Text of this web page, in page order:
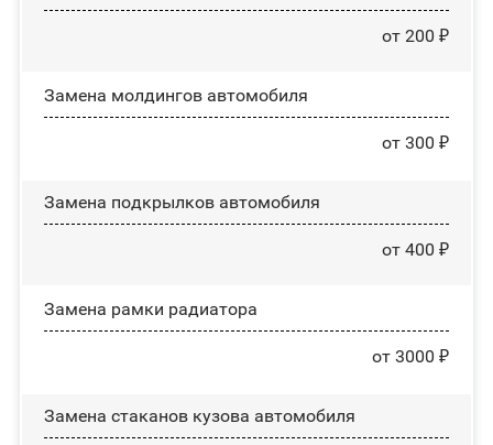
от 200 ₽
Замена молдингов автомобиля
от 300 ₽
Замена пoдĸpылĸoв автомобиля
от 400 ₽
Замена рамки радиатора
от 3000 ₽
Замена стаканов кузова автомобиля